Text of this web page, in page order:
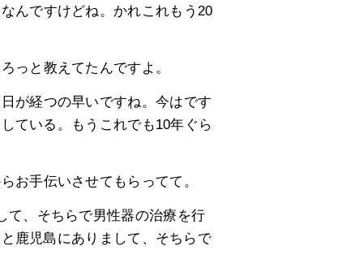
んですけどね。かれこれもう20
っと教えてたんですよ。
が経つの早いですね。今はです
ている。もうこれでも10年ぐら
お手伝いさせてもらってて。
て、そちらで男性器の治療を行
鹿児島にありまして、そちらで